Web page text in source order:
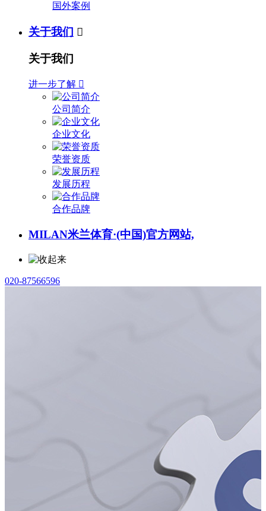
国外案例
关于我们 
关于我们
进一步了解 
公司简介
企业文化
荣誉资质
发展历程
合作品牌
MILAN米兰体育·(中国)官方网站,
020-87566596